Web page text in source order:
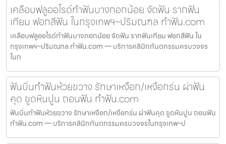
เคลือบฟลูออไรด์ทำฟันบางกอกน้อย จัดฟัน รากฟัน
เทียม ฟอกสีฟัน ในกรุงเทพฯ–ปริมณฑล ทำฟัน.com
เคลือบฟลูออไรด์ทำฟันบางกอกน้อย จัดฟัน รากฟันเทียม ฟอกสีฟัน ใน
กรุงเทพฯ–ปริมณฑล ทำฟัน.com — บริการคลินิกทันตกรรมครบวงจร
ในก
ฟันบิ่นทำฟันห้วยขวาง รักษาเหงือก/เหงือกร่น ผ่าฟัน
คุด ขูดหินปูน ถอนฟัน ทำฟัน.com
ฟันบิ่นทำฟันห้วยขวาง รักษาเหงือก/เหงือกร่น ผ่าฟันคุด ขูดหินปูน ถอนฟัน
ทำฟัน.com — บริการคลินิกทันตกรรมครบวงจรในกรุงเทพ–ป